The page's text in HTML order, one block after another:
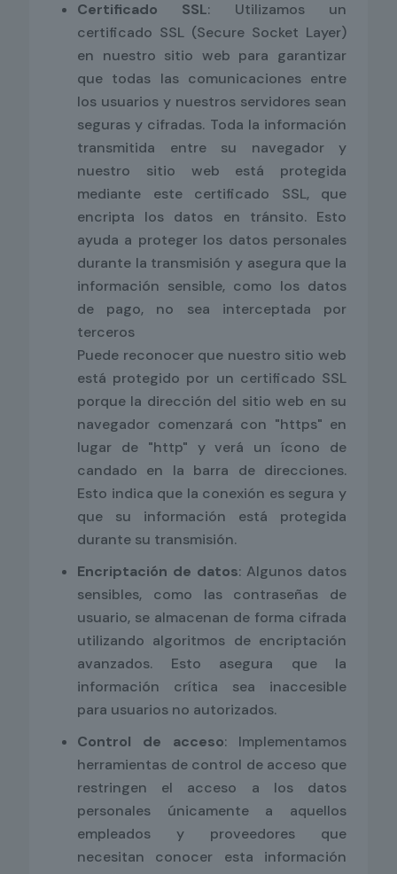
Certificado SSL: Utilizamos un
certificado SSL (Secure Socket Layer)
en nuestro sitio web para garantizar
que todas las comunicaciones entre
los usuarios y nuestros servidores sean
seguras y cifradas. Toda la información
transmitida entre su navegador y
nuestro sitio web está protegida
mediante este certificado SSL, que
encripta los datos en tránsito. Esto
ayuda a proteger los datos personales
durante la transmisión y asegura que la
información sensible, como los datos
de pago, no sea interceptada por
terceros
Puede reconocer que nuestro sitio web
está protegido por un certificado SSL
porque la dirección del sitio web en su
navegador comenzará con "https" en
lugar de "http" y verá un ícono de
candado en la barra de direcciones.
Esto indica que la conexión es segura y
que su información está protegida
durante su transmisión.
Encriptación de datos: Algunos datos
sensibles, como las contraseñas de
usuario, se almacenan de forma cifrada
utilizando algoritmos de encriptación
avanzados. Esto asegura que la
información crítica sea inaccesible
para usuarios no autorizados.
Control de acceso: Implementamos
herramientas de control de acceso que
restringen el acceso a los datos
personales únicamente a aquellos
empleados y proveedores que
necesitan conocer esta información